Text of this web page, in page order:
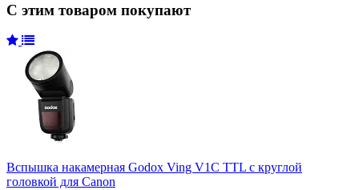
С этим товаром покупают
Вспышка накамерная Godox Ving V1C TTL с круглой
головкой для Canon